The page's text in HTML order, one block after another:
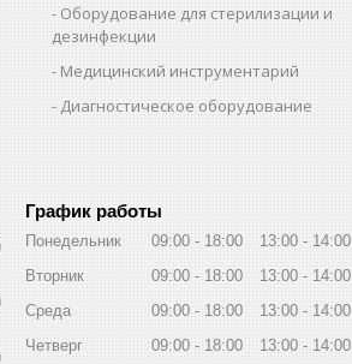
Оборудование для стерилизации и
дезинфекции
Медицинский инструментарий
Диагностическое оборудование
График работы
Понедельник 09:00 18:00 13:00
14:00
Вторник
09:00 18:00 13:00
14:00
Среда
09:00 18:00 13:00
14:00
Четверг
09:00 18:00 13:00
14:00